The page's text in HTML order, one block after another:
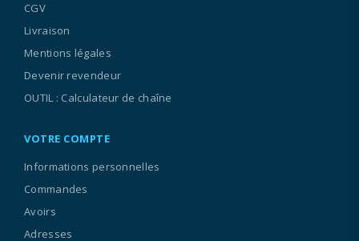
CGV
Livraison
Mentions légales
Devenir revendeur
OUTIL : Calculateur de chaîne
VOTRE COMPTE
Informations personnelles
Commandes
Avoirs
Adresses